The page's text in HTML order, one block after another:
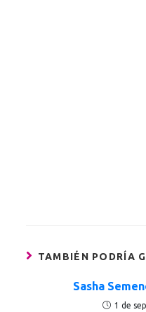
TAMBIÉN PODRÍA
Sasha
1 de